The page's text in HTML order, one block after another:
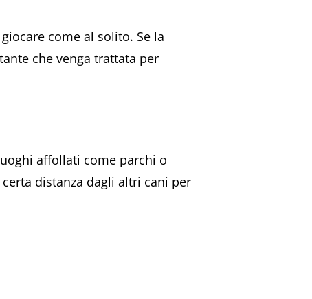
come al solito. Se la
che venga trattata per
affollati come parchi o
distanza dagli altri cani per